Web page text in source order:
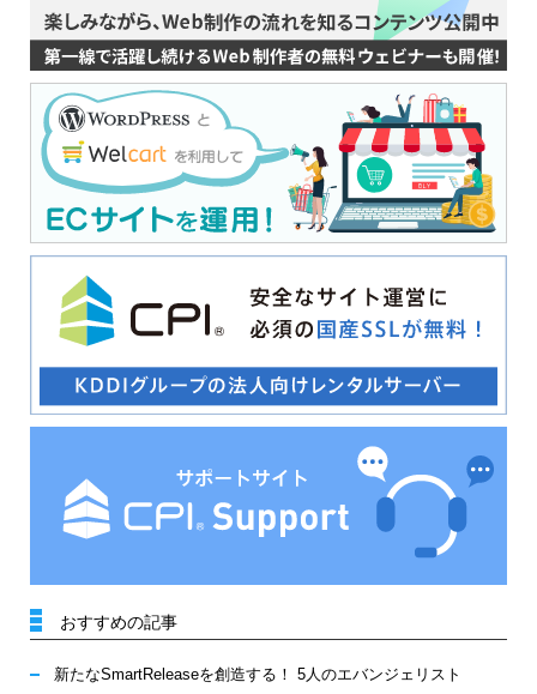
おすすめの記事
新たなSmartReleaseを創造する！ 5人のエバンジェリスト